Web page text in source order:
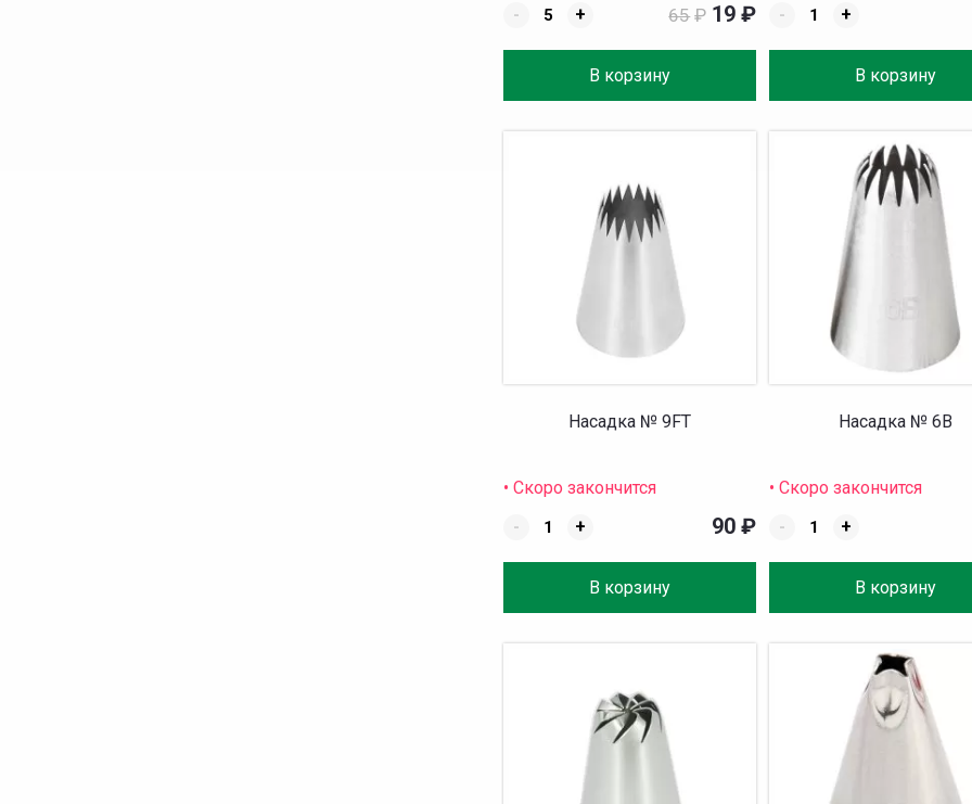
-
+
В корзину
65 ₽ 19₽
-
+
В корзину
Насадка № 9FT
• Скоро закончится
-
+
В корзину
90₽
Насадка № 6B
• Скоро закончится
-
+
В корзину